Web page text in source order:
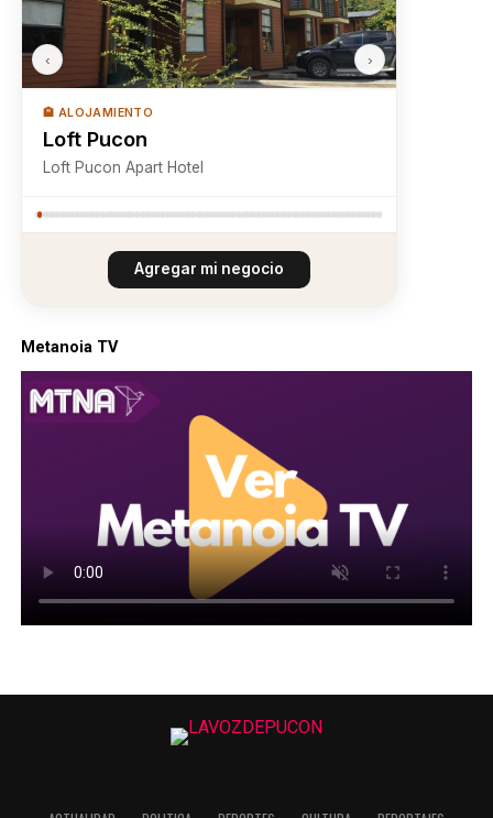
🏨 ALOJAMIENTO
Loft Pucon
Loft Pucon Apart Hotel
‹ ›
Agregar mi negocio
Metanoia TV